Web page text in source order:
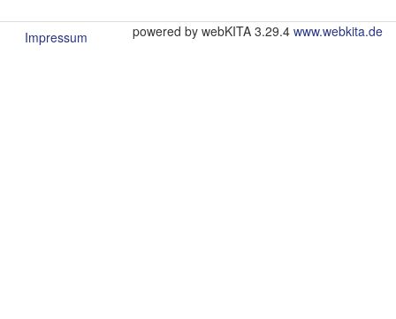
Impressum powered by webKITA 3.29.4 www.webkita.de